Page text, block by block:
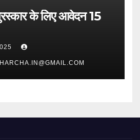
के लिए आवेदन 15